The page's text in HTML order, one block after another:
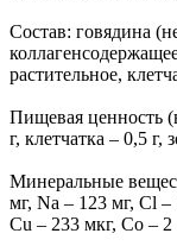
Состав: говядина
растительное,
Пищевая ценность
г, клетчатка – 0,5 г,
Минеральные
мг, Na – 123 мг, Cl
Cu – 233 мкг, Co –